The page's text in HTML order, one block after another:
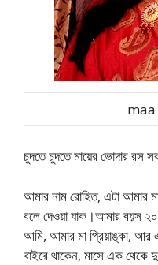
চুদতে চুদতে মায়ের ভোদার
আমার নাম রোহিত, এটা আমার
বলে দেওয়া যাক।আমার বয়স
আমি, আমার মা প্রিয়াঙ্কা, আর
বাইরে থাকেন, মাসে এক থেকে